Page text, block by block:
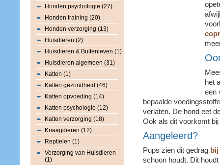
Honden psychologie (27)
Honden training (20)
Honden verzorging (13)
Huisdieren (2)
Huisdieren & Buitenleven (1)
Huisdieren algemeen (31)
Katten (1)
Katten gezondheid (46)
Katten opvoeding (14)
Katten psychologie (12)
Katten verzorging (18)
Knaagdieren (12)
Reptielen (1)
Verzorging van Huisdieren
(1)
het
een
bepaalde
verlaten. De hond eet
Ook als dit voorkomt
Aangeleerd?
Pups zien dit gedrag
schoon houdt. Dit